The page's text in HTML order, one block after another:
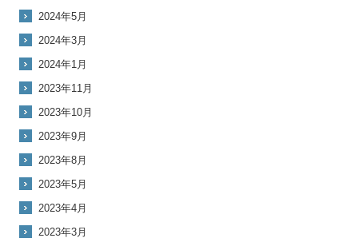
2024年5月
2024年3月
2024年1月
2023年11月
2023年10月
2023年9月
2023年8月
2023年5月
2023年4月
2023年3月